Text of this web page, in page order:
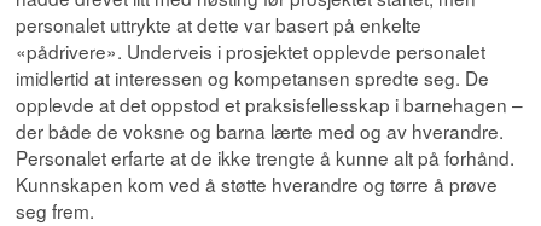
personalet uttrykte at dette var basert på enkelte
«pådrivere». Underveis i prosjektet opplevde personalet
imidlertid at interessen og kompetansen spredte seg. De
opplevde at det oppstod et praksisfellesskap i barnehagen –
der både de voksne og barna lærte med og av hverandre.
Personalet erfarte at de ikke trengte å kunne alt på forhånd.
Kunnskapen kom ved å støtte hverandre og tørre å prøve
seg frem.